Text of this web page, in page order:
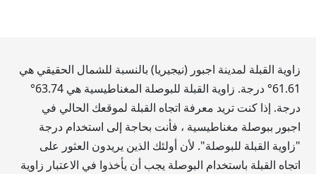
زاوية القبلة لمدينة اجبور (نيجيريا) بالنسبة للشمال الحقيقي هي
61.61° درجة. زاوية القبلة للبوصلة المغناطيسية هي63.74
°
درجة. إذا كنت تريد معرفة اتجاه القبلة لموقعك الحالي في
اجبور ببوصلة مغناطيسية ، فأنت بحاجة إلى استخدام درجة
"زاوية القبلة للبوصلة". لأن أولئك الذين يريدون العثور على
اتجاه القبلة باستخدام البوصلة يجب أن يأخذوا في الاعتبار زاوية